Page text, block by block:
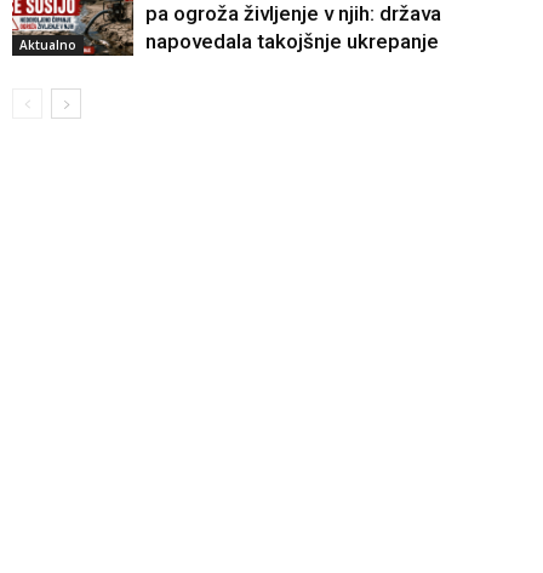
Aktualno
pa ogroža življenje v njih: država
napovedala takojšnje ukrepanje